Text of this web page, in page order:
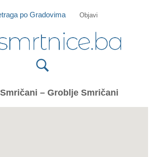
Android i IOS aplikaciju
po Gradovima Objavi
– Groblje Smričani